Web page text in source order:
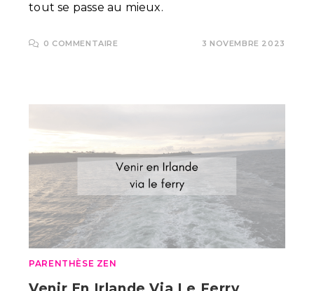
tout se passe au mieux.
0 COMMENTAIRE 3 NOVEMBRE 2023
PARENTHÈSE ZEN